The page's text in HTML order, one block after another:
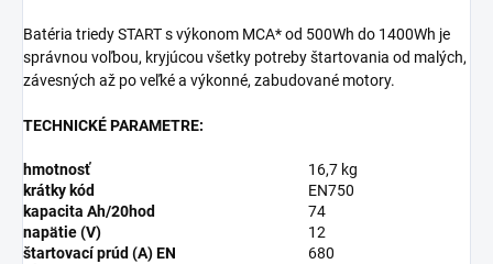
Batéria triedy START s výkonom MCA* od 500Wh do 1400Wh je
správnou voľbou, kryjúcou všetky potreby štartovania od malých,
závesných až po veľké a výkonné, zabudované motory.
TECHNICKÉ PARAMETRE:
hmotnosť
16,7 kg
krátky kód
EN750
kapacita Ah/20hod
74
napätie (V)
12
štartovací prúd (A) EN 680